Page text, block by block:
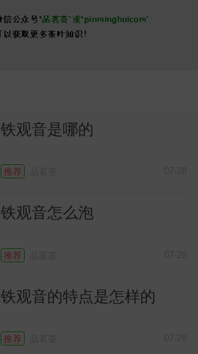
铁观音是哪的
推荐
铁观音怎么泡
推荐
铁观音的特点是怎样的
推荐